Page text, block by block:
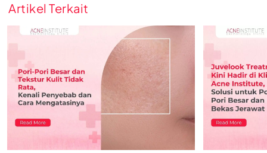
Artikel Terkait